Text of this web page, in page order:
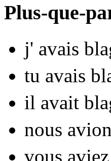
Plus-que-
j' avais
tu avais
il avait
nous
vous